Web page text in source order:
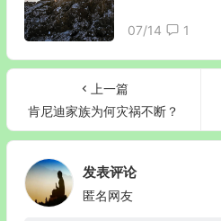
07/14 1
上一篇
肯尼迪家族为何灾祸不断？
发表评论
匿名网友